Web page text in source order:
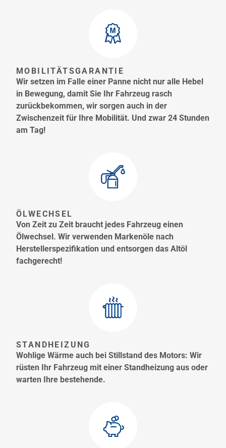
MOBILITÄTSGARANTIE
Wir setzen im Falle einer Panne nicht nur alle Hebel
in Bewegung, damit Sie Ihr Fahrzeug rasch
zurückbekommen, wir sorgen auch in der
Zwischenzeit für Ihre Mobilität. Und zwar 24 Stunden
am Tag!
ÖLWECHSEL
Von Zeit zu Zeit braucht jedes Fahrzeug einen
Ölwechsel. Wir verwenden Markenöle nach
Herstellerspezifikation und entsorgen das Altöl
fachgerecht!
STANDHEIZUNG
Wohlige Wärme auch bei Stillstand des Motors: Wir
rüsten Ihr Fahrzeug mit einer Standheizung aus oder
warten Ihre bestehende.